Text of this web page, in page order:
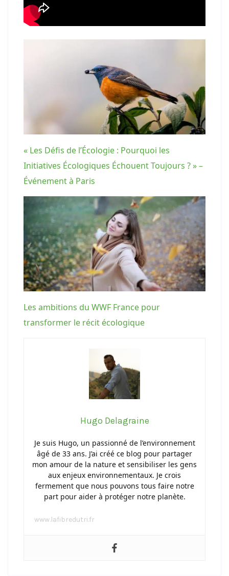
« Les Défis de l’Écologie : Pourquoi les
Initiatives Écologiques Échouent Toujours ? » –
Événement à Paris
Les ambitions du WWF France pour
transformer le récit écologique
Hugo Delagraine
Je suis Hugo, un passionné de l’environnement
âgé de 33 ans. J’ai créé ce blog pour partager
mon amour de la nature et sensibiliser les gens
aux enjeux environnementaux. Je crois
fermement que nous pouvons tous faire notre
part pour aider à protéger notre planète.
www.lafibredutri.fr